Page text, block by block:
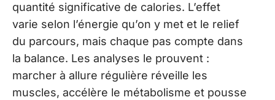
quantité significative de calories. L’effet
varie selon l’énergie qu’on y met et le relief
du parcours, mais chaque pas compte dans
la balance. Les analyses le prouvent :
marcher à allure régulière réveille les
muscles, accélère le métabolisme et pousse